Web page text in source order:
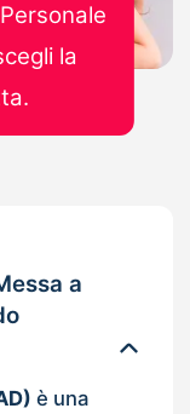
a
è una
la